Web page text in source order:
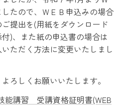
たので、ＷＥＢ申込みの場合
提出を(用紙をダウンロード
)、また紙の申込書の場合は
ただく方法に変更いたしまし
ろしくお願いいたします。
能講習 受講資格証明書(WEB